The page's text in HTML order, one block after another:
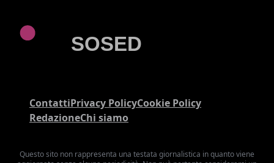
ContattiPrivacy PolicyCookie Policy
RedazioneChi siamo
Questo sito non rappresenta una testata giornalistica in quanto viene